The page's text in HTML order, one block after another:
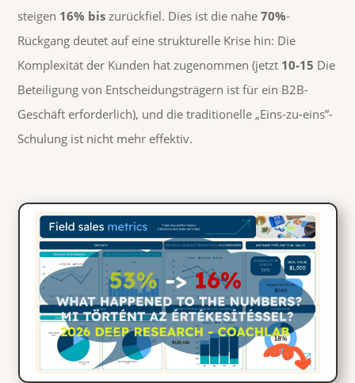
steigen 16% bis zurückfiel. Dies ist die nahe70%-
Rückgang deutet auf eine strukturelle Krise hin: Die
Komplexität der Kunden hat zugenommen (jetzt 10-15 Die
Beteiligung von Entscheidungsträgern ist für ein B2B-
Geschäft erforderlich), und die traditionelle „Eins-zu-eins”-
Schulung ist nicht mehr effektiv.